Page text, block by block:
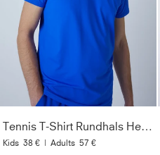
Tennis T-Shirt Rundhals Herren & Jungen, kobaltblau
Kids 38 € | Adults 57 €